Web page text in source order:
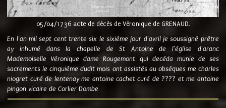
05/04/1736 acte de décès de Véronique de GRENAUD.
En l'an mil sept cent trente six le sixième jour d'avril je soussigné prêtre
ay inhumé dans la chapelle de St Antoine de l'église d'aranc
Mademoiselle Véronique dame Rougemont qui decéda munie de ses
sacrements le cinquième dudit mois ont assistés au obsèques me charles
niogret curé de lentenay me antoine cachet curé de ???? et me antoine
pingon vicaire de Corlier Dombe